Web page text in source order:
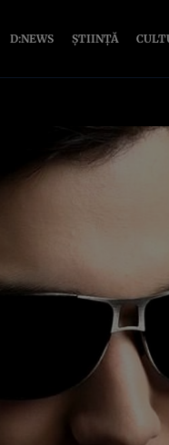
D:NEWS ȘTIINȚĂ